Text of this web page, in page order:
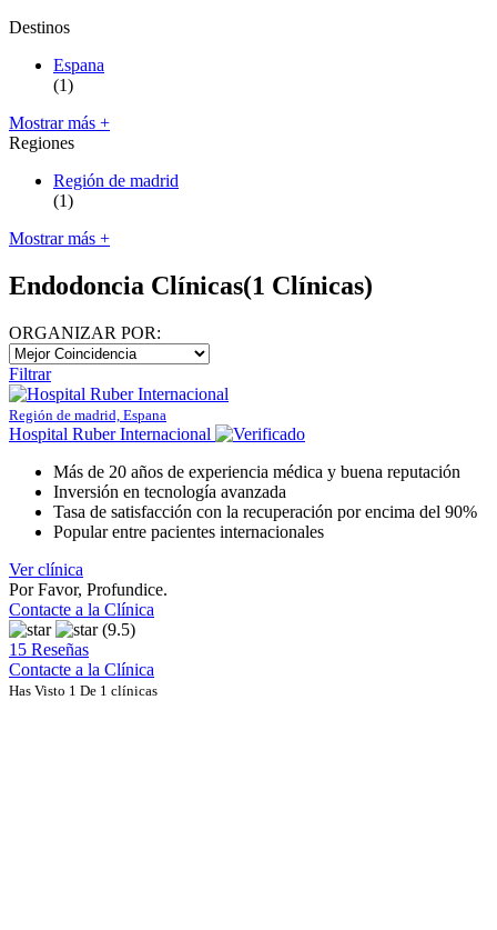
Destinos
Espana
(1)
Mostrar más +
Regiones
Región de madrid
(1)
Mostrar más +
Endodoncia Clínicas(1 Clínicas)
ORGANIZAR POR:
Filtrar
Región de madrid, Espana
Hospital Ruber Internacional
Más de 20 años de experiencia médica y buena reputación
Inversión en tecnología avanzada
Tasa de satisfacción con la recuperación por encima del 90%
Popular entre pacientes internacionales
Ver clínica
Por Favor, Profundice.
Contacte a la Clínica
(9.5)
15 Reseñas
Contacte a la Clínica
Has Visto 1 De 1 clínicas